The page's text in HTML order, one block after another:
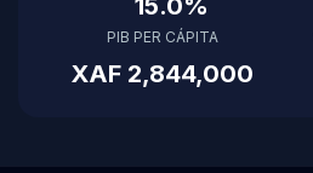
15.0%
PIB PER CÁPITA
XAF 2,844,000